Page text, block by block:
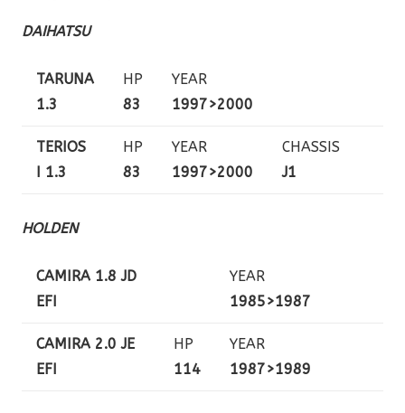
DAIHATSU
TARUNA
1.3
HP
83
YEAR
1997>2000
TERIOS
I 1.3
HP
83
YEAR
1997>2000
CHASSIS
J1
HOLDEN
CAMIRA 1.8 JD
EFI
YEAR
1985>1987
CAMIRA 2.0 JE
EFI
HP
114
YEAR
1987>1989